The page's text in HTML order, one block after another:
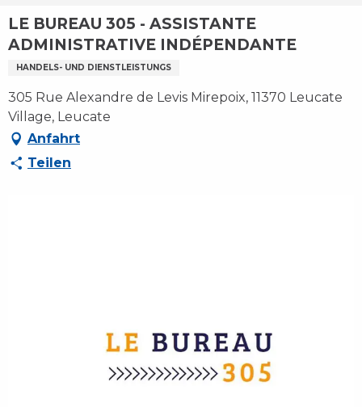
LE BUREAU 305 - ASSISTANTE
ADMINISTRATIVE INDÉPENDANTE
HANDELS- UND DIENSTLEISTUNGS
305 Rue Alexandre de Levis Mirepoix, 11370 Leucate
Village, Leucate
Anfahrt
Teilen